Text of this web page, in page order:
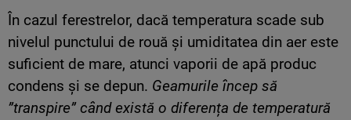
În cazul ferestrelor, dacă temperatura scade sub
nivelul punctului de rouă și umiditatea din aer este
suficient de mare, atunci vaporii de apă produc
condens și se depun. Geamurile încep să
”transpire” când există o diferența de temperatură